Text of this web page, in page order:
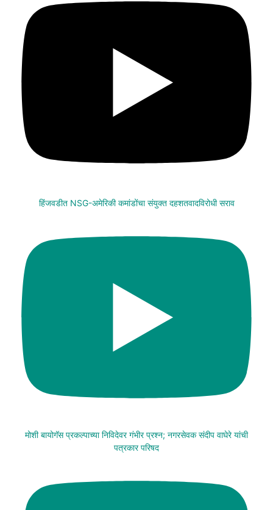
हिंजवडीत NSG-अमेरिकी कमांडोंचा संयुक्त दहशतवादविरोधी सराव
मोशी बायोगॅस प्रकल्पाच्या निविदेवर गंभीर प्रश्न; नगरसेवक संदीप वाघेरे यांची
पत्रकार परिषद